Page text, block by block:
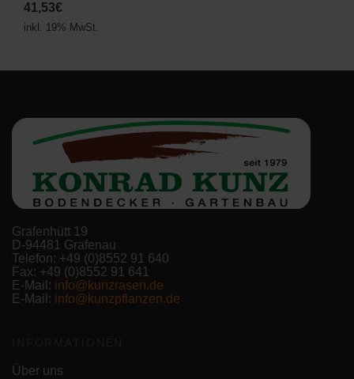
41,53€
inkl. 19% MwSt.
Grafenhütt 19
D-94481 Grafenau
Telefon: +49 (0)8552 91 640
Fax: +49 (0)8552 91 641
E-Mail: info@kunzrasen.de
E-Mail: info@kunzpflanzen.de
Über uns